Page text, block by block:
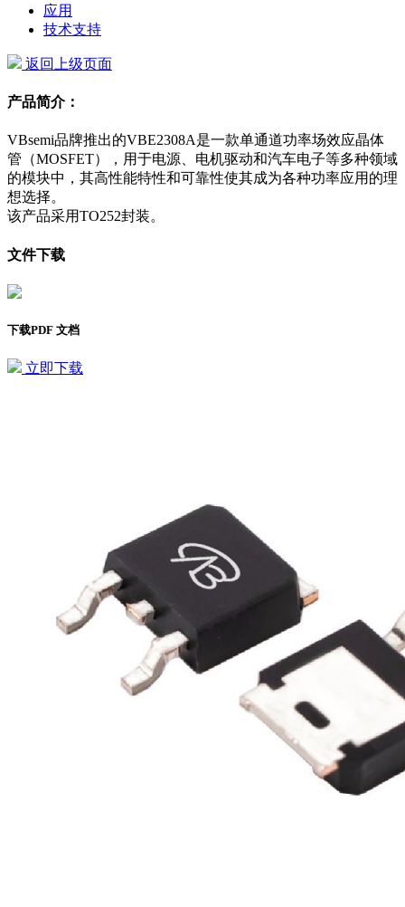
应用
技术支持
返回上级页面
产品简介：
VBsemi品牌推出的VBE2308A是一款单通道功率场效应晶体
管（MOSFET），用于电源、电机驱动和汽车电子等多种领域
的模块中，其高性能特性和可靠性使其成为各种功率应用的理
想选择。
该产品采用TO252封装。
文件下载
下载PDF 文档
立即下载